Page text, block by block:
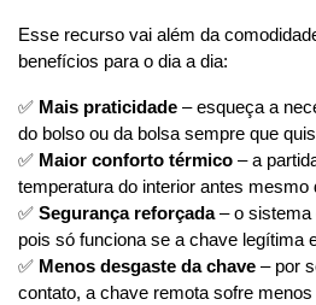
Esse recurso vai além da
benefícios para o dia a dia:
✅ Mais praticidade – esqueça a
do bolso ou da bolsa sempre que
✅ Maior conforto térmico – a
temperatura do interior antes mesmo
✅ Segurança reforçada – o sistema
pois só funciona se a chave legítima
✅ Menos desgaste da chave – por
contato, a chave remota sofre